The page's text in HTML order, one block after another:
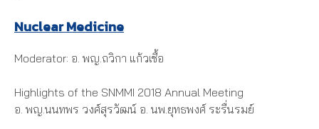
Nuclear Medicine
Moderator: อ. พญ.ถวิกา แก้วเชื้อ
Highlights of the SNMMI 2018 Annual Meeting
อ. พญ.นนทพร วงศ์สุรวัฒน์ อ. นพ.ยุทธพงศ์ ระรื่นรมย์